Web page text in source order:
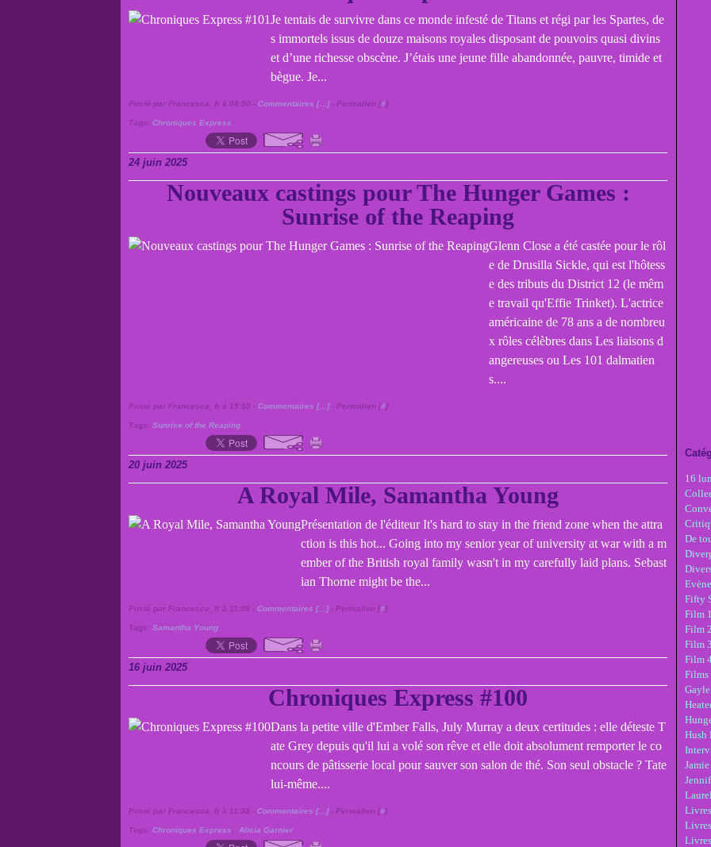
Je tentais de survivre dans ce monde infesté de Titans et régi par les Spartes, de
s immortels issus de douze maisons royales disposant de pouvoirs quasi divins
et d’une richesse obscène. J’étais une jeune fille abandonnée, pauvre, timide et
bègue. Je...
Posté par Francesca_fr à 08:50 - Commentaires [… ]- Permalien [#]
Tags: Chroniques Express
24 juin 2025
Nouveaux castings pour The Hunger Games :
Sunrise of the Reaping
Glenn Close a été castée pour le rôl
e de Drusilla Sickle, qui est l'hôtess
e des tributs du District 12 (le mêm
e travail qu'Effie Trinket). L'actrice
américaine de 78 ans a de nombreu
x rôles célèbres dans Les liaisons d
angereuses ou Les 101 dalmatien
s....
Posté par Francesca_fr à 15:55 - Commentaires [… ]- Permalien [#]
Tags: Sunrise of the Reaping
20 juin 2025
A Royal Mile, Samantha Young
Présentation de l'éditeur It's hard to stay in the friend zone when the attra
ction is this hot... Going into my senior year of university at war with a m
ember of the British royal family wasn't in my carefully laid plans. Sebast
ian Thorne might be the...
Posté par Francesca_fr à 11:09 - Commentaires [… ]- Permalien [#]
Tags: Samantha Young
16 juin 2025
Chroniques Express #100
Dans la petite ville d'Ember Falls, July Murray a deux certitudes : elle déteste T
ate Grey depuis qu'il lui a volé son rêve et elle doit absolument remporter le co
ncours de pâtisserie local pour sauver son salon de thé. Son seul obstacle ? Tate
lui-même....
Posté par Francesca_fr à 11:38 - Commentaires [… ]- Permalien [#]
Tags: Chroniques Express Alicia Garnier
16
De
Fifty
Film
Film
Film
Film
Films
Hush
Livres